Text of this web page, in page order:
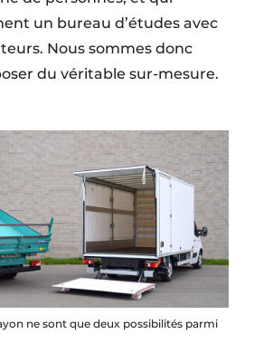
un bureau d’études avec
Nous sommes donc
du véritable sur-mesure.
ne sont que deux possibilités parmi